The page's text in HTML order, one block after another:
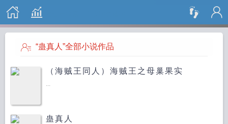
搜 索
“蛊真人”全部小说作品
（海贼王同人）海贼王之母巢果实
...
蛊真人